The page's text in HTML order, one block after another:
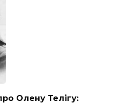
Олену Телігу: